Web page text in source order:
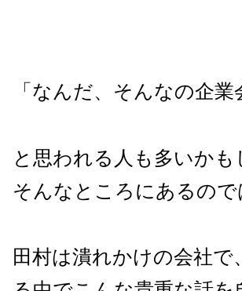
「なんだ、そんなの企
と思われる人も多いか
そんなところにあるので
田村は潰れかけの会社